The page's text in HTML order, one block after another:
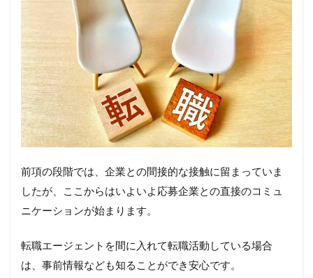
前項の段階では、企業との間接的な接触に留まっていま
したが、ここからはいよいよ応募企業との直接のコミュ
ニケーションが始まります。
転職エージェントを間に入れて転職活動している場合
は、事前情報なども知ることができ安心です。